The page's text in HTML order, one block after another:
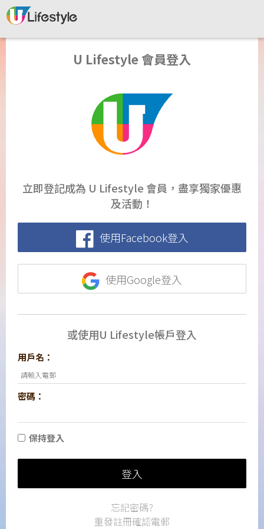
U Lifestyle 會員登入
立即登記成為 U Lifestyle 會員，盡享獨家優惠
及活動！
使用Facebook登入
使用Google登入
或使用U Lifestyle帳戶登入
用戶名：
密碼：
保持登入
登入
忘記密碼?
重發註冊確認電郵